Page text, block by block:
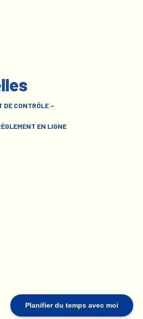
Planifier du temps avec moi
DE CONTRÔLE –
EN LIGNE